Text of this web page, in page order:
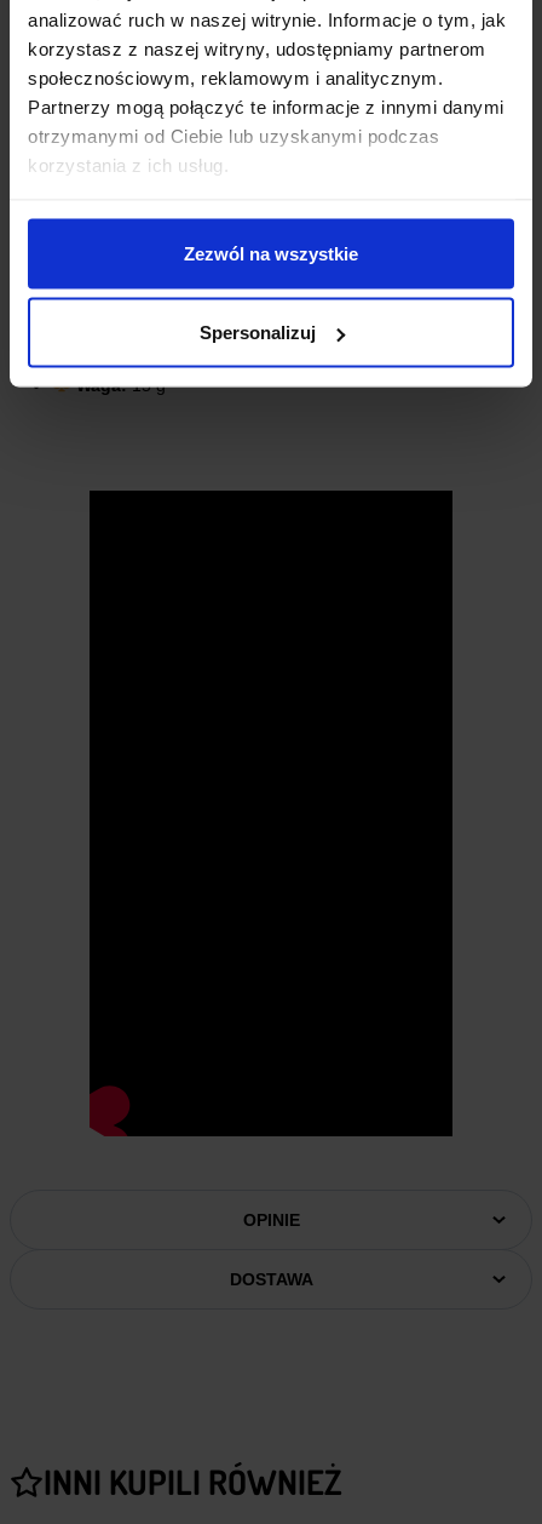
analizować ruch w naszej witrynie. Informacje o tym, jak
korzystasz z naszej witryny, udostępniamy partnerom
społecznościowym, reklamowym i analitycznym.
Partnerzy mogą połączyć te informacje z innymi danymi
otrzymanymi od Ciebie lub uzyskanymi podczas
korzystania z ich usług.
Zezwól na wszystkie
Spersonalizuj
SPECYFIKACJA TECHNICZNA
Materiał:PETG
Typ obudowy:Do Arduino UNO
Montaż:Zatrzaski
Wymiary wewnętrzne:Dopasowane do standardowej
Waga:15 g
OPINIE
DOSTAWA
INNI KUPILI RÓWNIEŻ